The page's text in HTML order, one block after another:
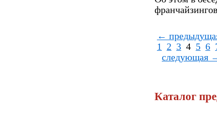
←
1
2 3 4 5 6
следующая
Каталог